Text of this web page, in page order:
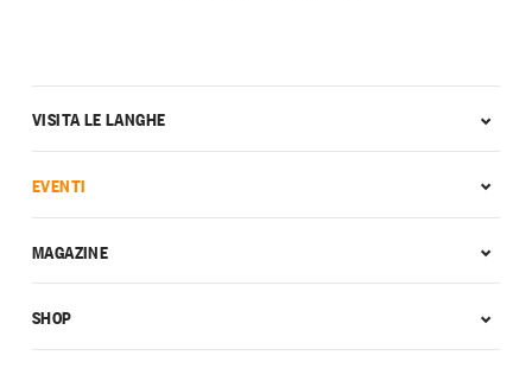
VISITA LE LANGHE
EVENTI
MAGAZINE
SHOP